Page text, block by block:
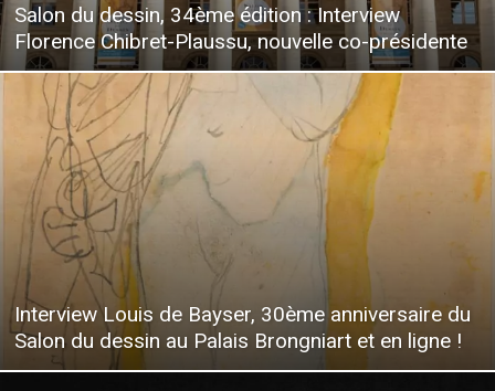
Salon du dessin, 34ème édition : Interview
Florence Chibret-Plaussu, nouvelle co-présidente
Interview Louis de Bayser, 30ème anniversaire du
Salon du dessin au Palais Brongniart et en ligne !